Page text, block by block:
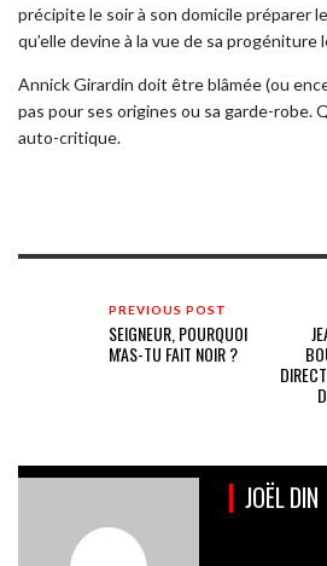
précipite le soir à son domicile préparer
qu’elle devine à la vue de sa progéniture
Annick Girardin doit être blâmée (ou
pas pour ses origines ou sa garde-robe.
auto-critique.
PREVIOUS POST
SEIGNEUR, POURQUOI
M'AS-TU FAIT NOIR ?
JOËL DIN